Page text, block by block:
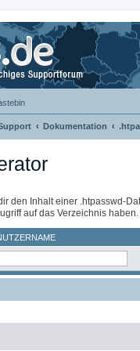
Dokumentation
den Inhalt einer .htpasswd-
auf das Verzeichnis haben.